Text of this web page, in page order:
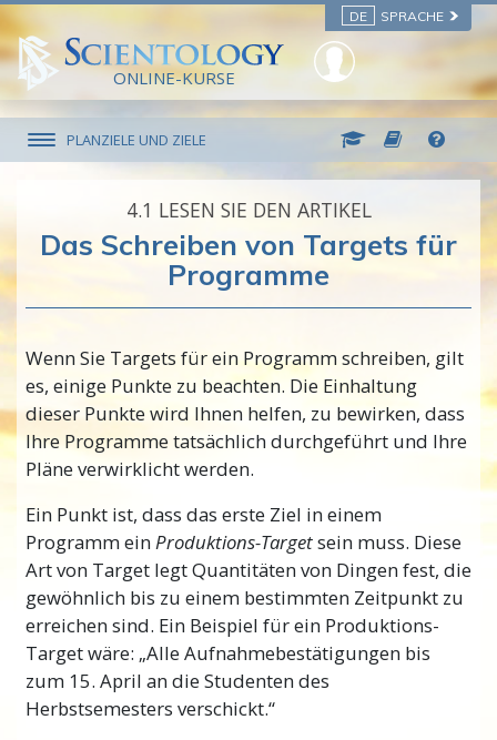
DE SPRACHE
ONLINE-KURSE
PLANZIELE UND ZIELE
4.‎1 LESEN SIE DEN ARTIKEL
Das Schreiben von Targets für
Programme
Wenn Sie Targets für ein Programm schreiben, gilt
es, einige Punkte zu beachten. Die Einhaltung
dieser Punkte wird Ihnen helfen, zu bewirken, dass
Ihre Programme tatsächlich durchgeführt und Ihre
Pläne verwirklicht werden.
Ein Punkt ist, dass das erste Ziel in einem
Programm einProduktions-Targetsein muss. Diese
Art von Target legt Quantitäten von Dingen fest, die
gewöhnlich bis zu einem bestimmten Zeitpunkt zu
erreichen sind. Ein Beispiel für ein Produktions-
Target wäre: „Alle Aufnahmebestätigungen bis
zum 15. April an die Studenten des
Herbstsemesters verschickt.“